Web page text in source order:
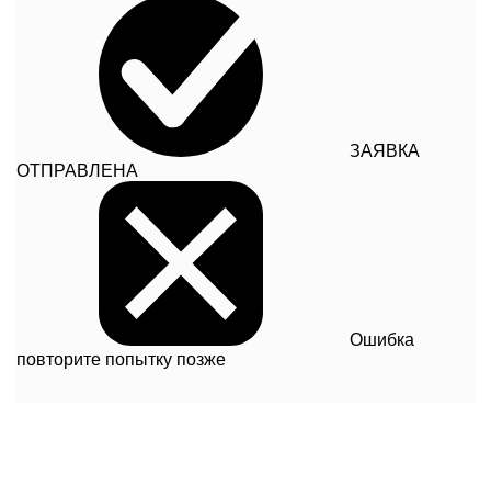
ЗАЯВКА
ОТПРАВЛЕНА
Ошибка
повторите попытку позже